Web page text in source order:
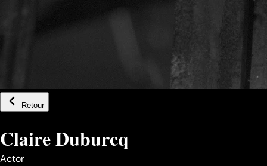
Retour
Claire Duburcq
Actor